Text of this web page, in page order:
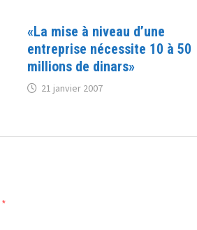
«La mise à niveau d’une
entreprise nécessite 10 à 50
millions de dinars»
21 janvier 2007
*